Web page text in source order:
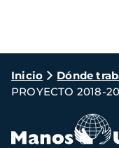
Ruta
de
navegación
Inicio Dónde
PROYECTO 2018-